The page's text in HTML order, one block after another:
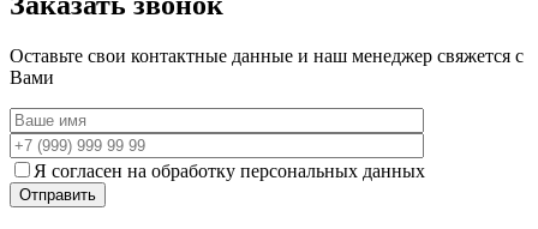
Оставьте свои контактные данные и наш менеджер свяжется с
Вами
Я согласен на обработку персональных данных